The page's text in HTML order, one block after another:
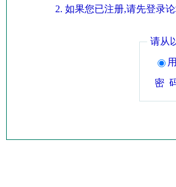
如果您已注册,请先登录
请从
密